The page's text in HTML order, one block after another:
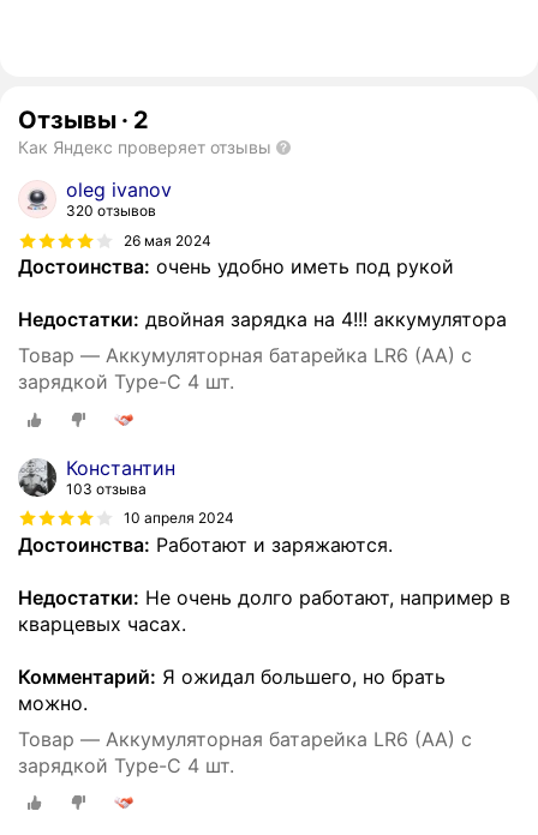
Отзывы · 2
Как Яндекс проверяет отзывы
oleg ivanov
320 отзывов
26 мая 2024
Достоинства: очень удобно иметь под рукой
Недостатки: двойная зарядка на 4!!! аккумулятора
Товар — Аккумуляторная батарейка LR6 (АА) с
зарядкой Type-C 4 шт.
Константин
103 отзыва
10 апреля 2024
Достоинства: Работают и заряжаются.
Недостатки: Не очень долго работают, например в
кварцевых часах.
Комментарий: Я ожидал большего, но брать
можно.
Товар — Аккумуляторная батарейка LR6 (АА) с
зарядкой Type-C 4 шт.